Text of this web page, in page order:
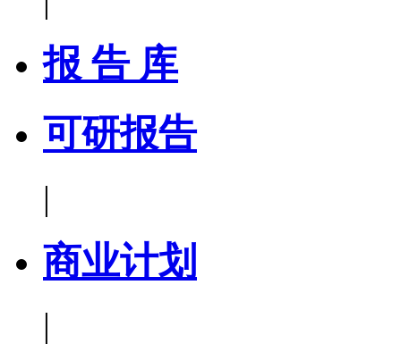
报 告 库
可研报告
|
商业计划
|